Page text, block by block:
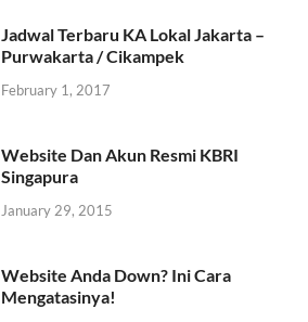
Jadwal Terbaru KA Lokal Jakarta –
Purwakarta / Cikampek
February 1, 2017
Website Dan Akun Resmi KBRI
Singapura
January 29, 2015
Website Anda Down? Ini Cara
Mengatasinya!